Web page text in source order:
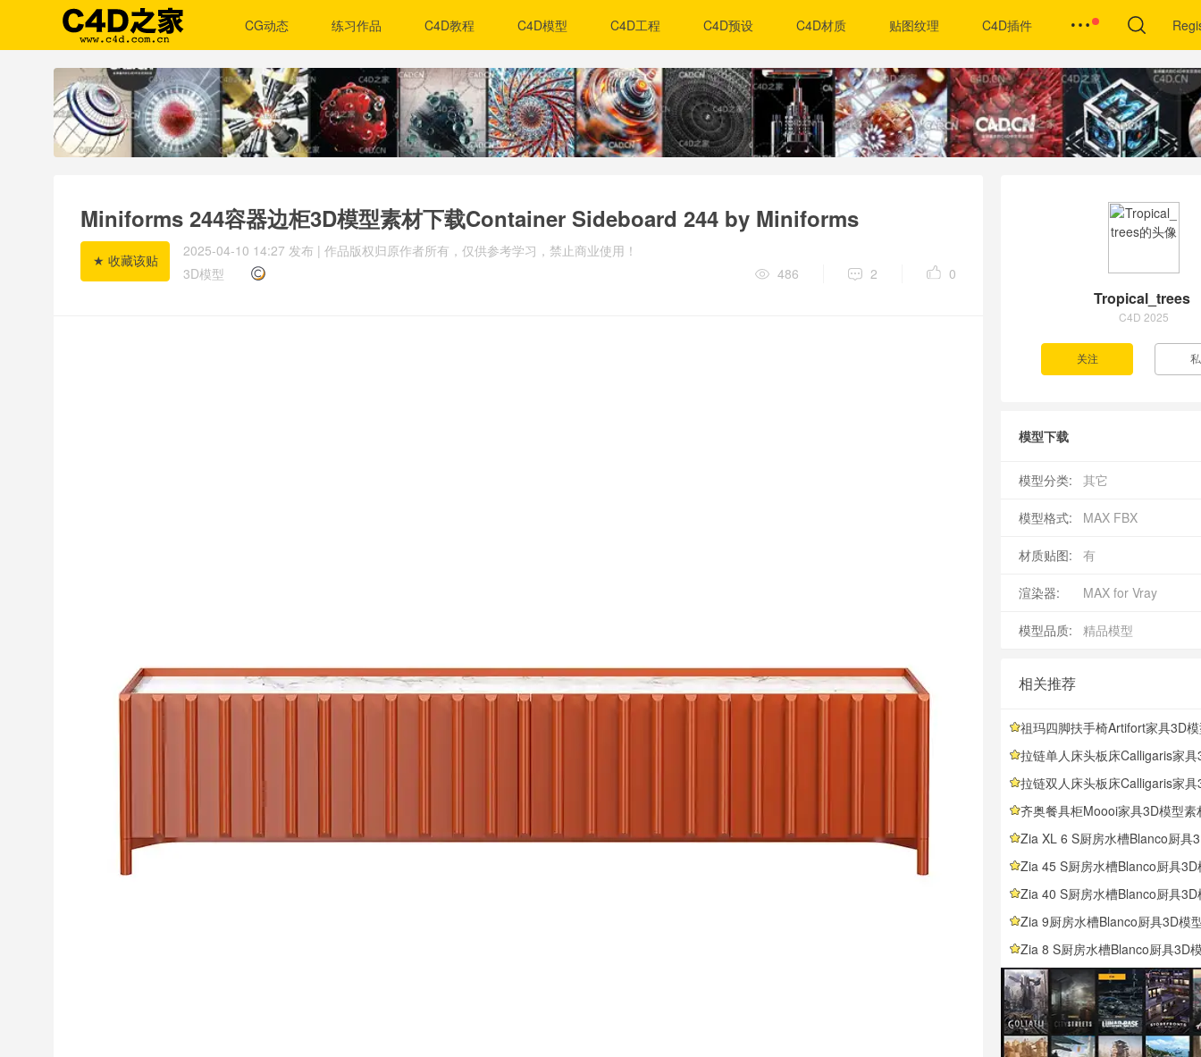
CG动态 练习作品 C4D教程 C4D模型 C4D工程 C4D预设 C4D材质 贴图纹理 C4D插件
Miniforms 244容器边柜3D模型素材下载Container Sideboard 244 by Miniforms
2025-04-10 14:27 发布 | 作品版权归原作者所有，仅供参考学习，禁止商业使用！
3D模型
486 2 0
Tropical_trees
C4D 2025
模型下载
模型分类: 其它
模型格式: MAX FBX
材质贴图: 有
渲染器: MAX for Vray
模型品质: 精品模型
相关推荐
祖玛四脚扶手椅Artifort家具3D模型素材下载Zuma
拉链单人床头板床Calligaris家具3D模型素材下载Zip Bed with
拉链双人床头板床Calligaris家具3D模型素材下载Zip Bed with
齐奥餐具柜Moooi家具3D模型素材下载Zio
Zia XL 6 S厨房水槽Blanco厨具3D模型素材下载Zia XL 6 S
Zia 45 S厨房水槽Blanco厨具3D模型素材下载Zia 45 S
Zia 40 S厨房水槽Blanco厨具3D模型素材下载Zia 40 S
Zia 9厨房水槽Blanco厨具3D模型素材下载Zia 9
Zia 8 S厨房水槽Blanco厨具3D模型素材下载Zia 8 S